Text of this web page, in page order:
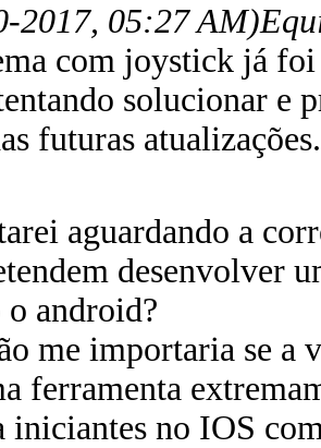
2017, 05:27 AM)
com joystick já foi
solucionar e
futuras atualizações.
aguardando a
desenvolver
o android?
me importaria se a
ferramenta
iniciantes no IOS